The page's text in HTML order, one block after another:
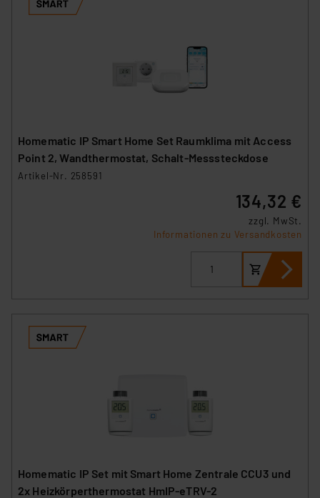
Homematic IP Smart Home Set Raumklima mit Access
Point 2, Wandthermostat, Schalt-Messsteckdose
Artikel-Nr. 258591
134,32 €
zzgl. MwSt.
Informationen zu Versandkosten
Homematic IP Set mit Smart Home Zentrale CCU3 und
2x Heizkörperthermostat HmIP-eTRV-2